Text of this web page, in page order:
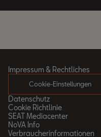
Impressum & Rechtliches
Cookie-Einstellungen
Datenschutz
Cookie Richtlinie
SEAT Mediacenter
NoVA Info
Verbraucherinformationen